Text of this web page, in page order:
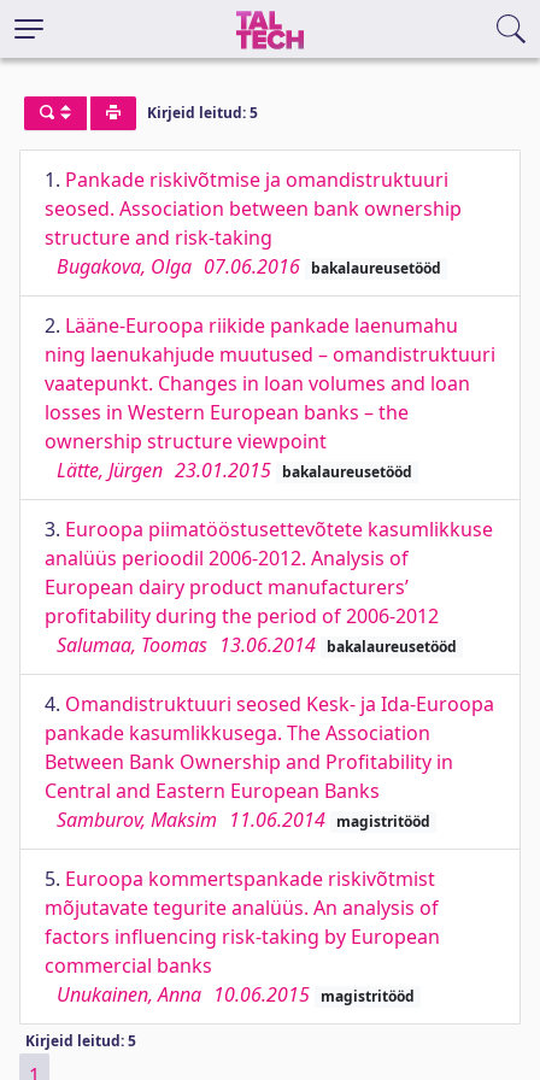
Kirjeid leitud: 5
1. Pankade riskivõtmise ja omandistruktuuri
seosed. Association between bank ownership
structure and risk-taking
Bugakova, Olga 07.06.2016 bakalaureusetööd
2. Lääne-Euroopa riikide pankade laenumahu
ning laenukahjude muutused – omandistruktuuri
vaatepunkt. Changes in loan volumes and loan
losses in Western European banks – the
ownership structure viewpoint
Lätte, Jürgen 23.01.2015 bakalaureusetööd
3. Euroopa piimatööstusettevõtete kasumlikkuse
analüüs perioodil 2006-2012. Analysis of
European dairy product manufacturers’
profitability during the period of 2006-2012
Salumaa, Toomas 13.06.2014 bakalaureusetööd
4. Omandistruktuuri seosed Kesk- ja Ida-Euroopa
pankade kasumlikkusega. The Association
Between Bank Ownership and Profitability in
Central and Eastern European Banks
Samburov, Maksim 11.06.2014 magistritööd
5. Euroopa kommertspankade riskivõtmist
mõjutavate tegurite analüüs. An analysis of
factors influencing risk-taking by European
commercial banks
Unukainen, Anna 10.06.2015 magistritööd
Kirjeid leitud: 5